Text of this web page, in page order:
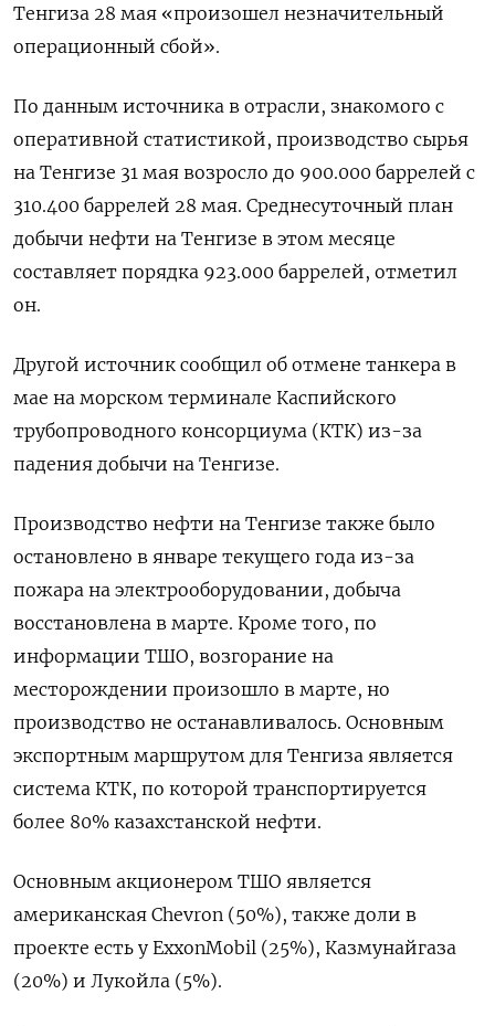
Тенгиза 28 мая «произошел незначительный
операционный сбой».
По данным источника в ‌отрасли, знакомого с
оперативной статистикой, производство сырья
на Тенгизе 31 мая возросло до 900.000 баррелей с
310.400 ​баррелей 28 мая. ​Среднесуточный план
добычи ‌нефти на Тенгизе в этом месяце
составляет порядка 923.000 баррелей, ​отметил
он.
Другой источник сообщил об отмене танкера в
мае на морском терминале Каспийского
трубопроводного консорциума (КТК) из-за
падения добычи на Тенгизе.
Производство нефти на Тенгизе также было
остановлено в январе текущего года из-за
пожара на электрооборудовании, добыча
восстановлена в марте. Кроме того, ​по
информации ТШО, ⁠возгорание на
месторождении произошло в марте, но
производство не останавливалось. Основным
экспортным маршрутом для Тенгиза ‌является
система КТК, по которой транспортируется
более 80% казахстанской ‌нефти.
Основным акционером ТШО является
американская Chevron (50%), также доли в ​
проекте есть у ExxonMobil (25%), Казмунайгаза
(20%) и Лукойла (5%).